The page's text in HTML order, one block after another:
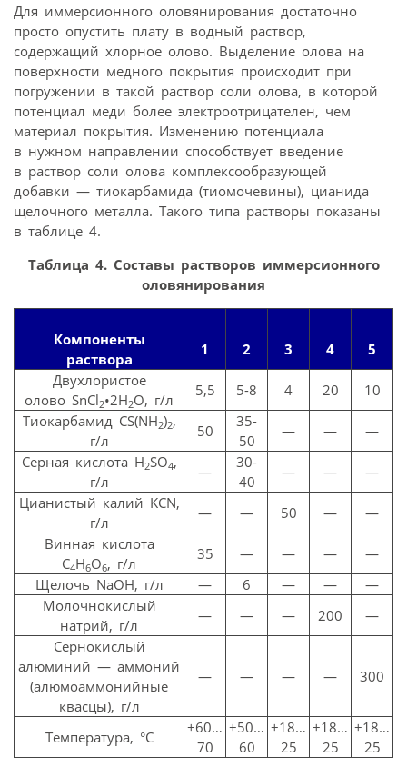
Для иммерсионного оловянирования достаточно
просто опустить плату в водный раствор,
содержащий хлорное олово. Выделение олова на
поверхности медного покрытия происходит при
погружении в такой раствор соли олова, в которой
потенциал меди более электроотрицателен, чем
материал покрытия. Изменению потенциала
в нужном направлении способствует введение
в раствор соли олова комплексообразующей
добавки — тиокарбамида (тиомочевины), цианида
щелочного металла. Такого типа растворы показаны
в таблице 4.
Таблица 4. Составы растворов иммерсионного
оловянирования
Компоненты
раствора
1 2 3 4
5
Двухлористое
олово SnCl2•2H2O, г/л
5,5 5-8 4 20
10
Тиокарбамид CS(NH2)2,
г/л
50
35-
50
— —
—
Серная кислота H2SO4,
г/л
—
30-
40
— —
—
Цианистый калий KCN,
г/л
— — 50 —
—
Винная кислота
С4Н6О6, г/л
35 — — —
—
Щелочь NaOH, г/л
— 6 — —
—
Молочнокислый
натрий, г/л
— — — 200
—
Сернокислый
алюминий — аммоний
(алюмоаммонийные
квасцы), г/л
— — — — 300
Температура, °С
+60…
70
+50…
60
+18…
25
+18…
25
+18…
25